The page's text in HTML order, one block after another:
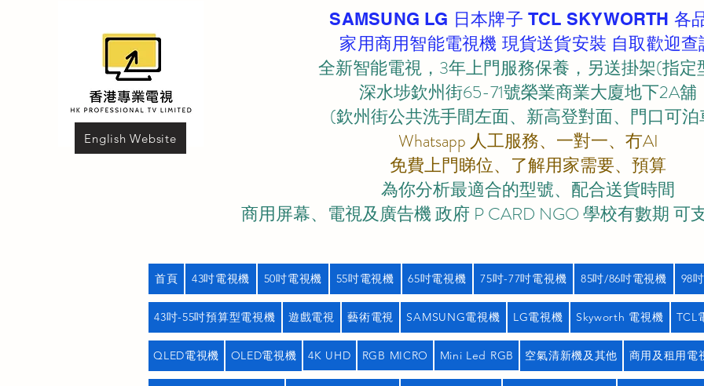
English Website
SAMSUNG LG 日本牌子 TCL SKYWORTH 各
家用商用智能電視機 現貨送貨安裝 自取歡迎查
全新智能電視，3年上門服務保養，另送掛架(指定
深水埗欽州街65-71號榮業商業大廈地下2A舖
(欽州街公共洗手間左面、新高登對面、門口可泊
Whatsapp 人工服務、一對一、冇AI
免費上門睇位、了解用家需要、預算
為你分析最適合的型號、配合送貨時間
商用屏幕、電視及廣告機 政府 P CARD NGO 學校有數期 可
首頁 43吋電視機 50吋電視機 55吋電視機 65吋電視機 75吋-77吋電視機 85吋/86吋電視機 98
43吋-55吋預算型電視機 遊戲電視 藝術電視 SAMSUNG電視機 LG電視機 Skyworth 電視機 TCL
QLED電視機 OLED電視機 4K UHD RGB MICRO Mini Led RGB 空氣清新機及其他 商用及租用電